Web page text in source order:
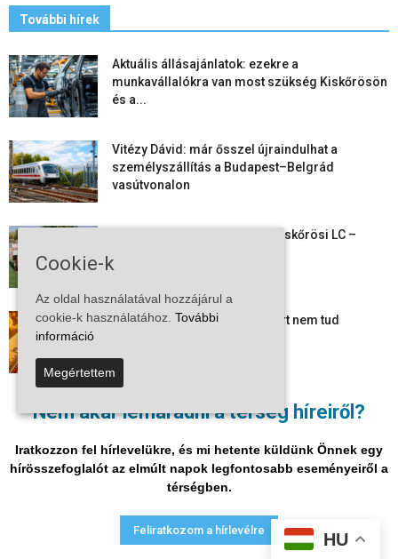
Nem akar lemaradni a térség híreiről?
Iratkozzon fel hírlevelükre, és mi hetente küldünk Önnek egy
hírösszefoglalót az elmúlt napok legfontosabb eseményeiről a
térségben.
Feliratkozom a hírlevélre
További hírek
Aktuális állásajánlatok: ezekre a
munkavállalókra van most szükség Kiskőrösön
és a...
Vitézy Dávid: már ősszel újraindulhat a
személyszállítás a Budapest–Belgrád
vasútvonalon
Megkezdte a felkészülést a Kiskőrösi LC –
Mi történik Európa felett? Ezért nem tud
Folyamatosak a nyári karbantartási munkálatok
Kiskőrösön – útburkolati jeleket festenek és...
Adatvédelmi nyilatkozat Médiaajánlat Impresszum
HU
Cookie-k
Az oldal használatával hozzájárul a
cookie-k használatához. További
információ
Megértettem